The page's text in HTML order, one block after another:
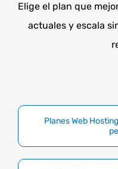
Elige el plan que
actuales y escala
Planes Web